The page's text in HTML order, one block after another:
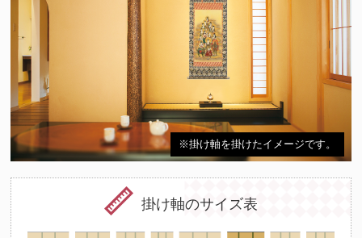
※掛け軸を掛けたイメージです。
掛け軸のサイズ表